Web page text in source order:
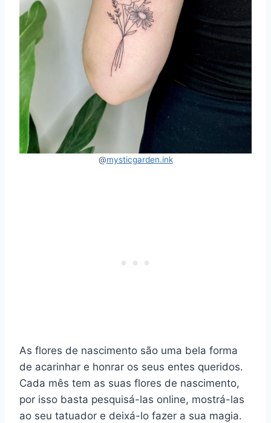
@mysticgarden.ink
As flores de nascimento são uma bela forma
de acarinhar e honrar os seus entes queridos.
Cada mês tem as suas flores de nascimento,
por isso basta pesquisá-las online, mostrá-las
ao seu tatuador e deixá-lo fazer a sua magia.